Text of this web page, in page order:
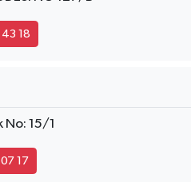
18
No: 15/1
17